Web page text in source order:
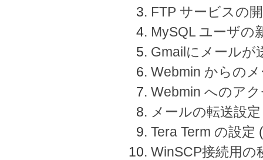
FTP サービスの
MySQL ユーザの
Gmailにメールが
Webmin からの
Webmin へのア
メールの転送設定
Tera Term の設定
WinSCP接続用の